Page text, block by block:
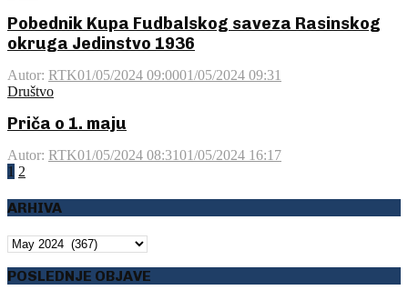
Pobednik Kupa Fudbalskog saveza Rasinskog
okruga Jedinstvo 1936
Autor: RTK01/05/2024 09:0001/05/2024 09:31
Društvo
Priča o 1. maju
Autor: RTK01/05/2024 08:3101/05/2024 16:17
Posts
pagination
1 2
ARHIVA
ARHIVA
POSLEDNJE OBJAVE